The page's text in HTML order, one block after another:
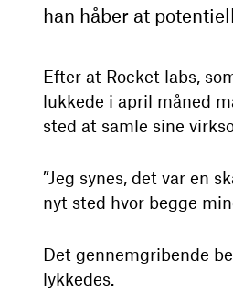
han håber at
Efter at Rocket labs,
lukkede i april måned
sted at samle sine
”Jeg synes, det var en
nyt sted hvor begge
Det gennemgribende
lykkedes.